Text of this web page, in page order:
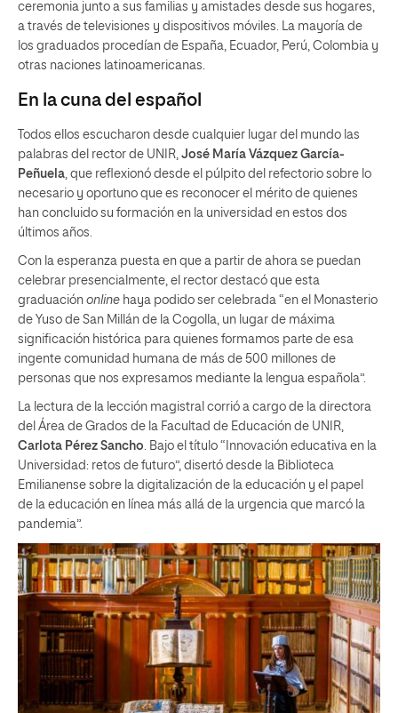
ceremonia junto a sus familias y amistades desde sus hogares,
a través de televisiones y dispositivos móviles. La mayoría de
los graduados procedían de España, Ecuador, Perú, Colombia y
otras naciones latinoamericanas.
En la cuna del español
Todos ellos escucharon desde cualquier lugar del mundo las
palabras del rector de UNIR, José María Vázquez García-
Peñuela, que reflexionó desde el púlpito del refectorio sobre lo
necesario y oportuno que es reconocer el mérito de quienes
han concluido su formación en la universidad en estos dos
últimos años.
Con la esperanza puesta en que a partir de ahora se puedan
celebrar presencialmente, el rector destacó que esta
graduación online haya podido ser celebrada “en el Monasterio
de Yuso de San Millán de la Cogolla, un lugar de máxima
significación histórica para quienes formamos parte de esa
ingente comunidad humana de más de 500 millones de
personas que nos expresamos mediante la lengua española”.
La lectura de la lección magistral corrió a cargo de la directora
del Área de Grados de la Facultad de Educación de UNIR,
Carlota Pérez Sancho. Bajo el título “Innovación educativa en la
Universidad: retos de futuro”, disertó desde la Biblioteca
Emilianense sobre la digitalización de la educación y el papel
de la educación en línea más allá de la urgencia que marcó la
pandemia”.